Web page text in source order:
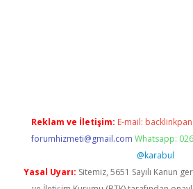
Reklam ve İletişim: E-mail:
forumhizmeti@gmail.com Whatsapp:
@karabul
Yasal Uyarı: Sitemiz, 5651 Sayılı Kanun